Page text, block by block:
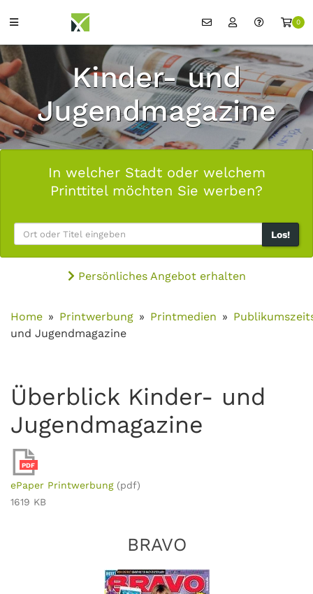
0
Kinder- und
Jugendmagazine
In welcher Stadt oder welchem
Printtitel möchten Sie werben?
Los!
Persönliches Angebot erhalten
Home Printwerbung Printmedien
und Jugendmagazine
Überblick Kinder- und
Jugendmagazine
PDF
ePaper Printwerbung (pdf)
1619 KB
BRAVO